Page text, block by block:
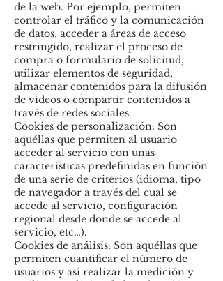
de la web. Por ejemplo, permiten
controlar el tráfico y la comunicación
de datos, acceder a áreas de acceso
restringido, realizar el proceso de
compra o formulario de solicitud,
utilizar elementos de seguridad,
almacenar contenidos para la difusión
de videos o compartir contenidos a
través de redes sociales.
Cookies de personalización: Son
aquéllas que permiten al usuario
acceder al servicio con unas
características predefinidas en función
de una serie de criterios (idioma, tipo
de navegador a través del cual se
accede al servicio, configuración
regional desde donde se accede al
servicio, etc…).
Cookies de análisis: Son aquéllas que
permiten cuantificar el número de
usuarios y así realizar la medición y